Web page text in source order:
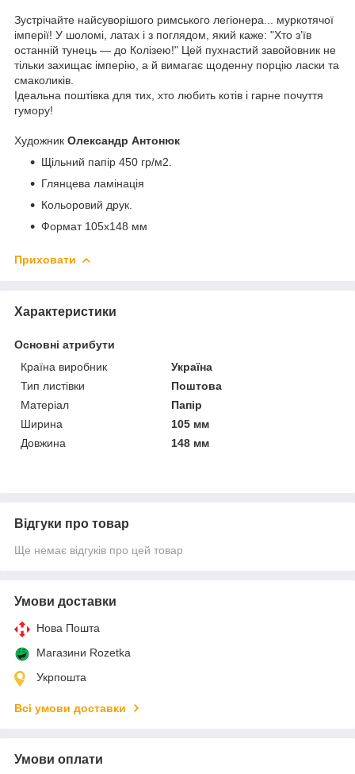
Зустрічайте найсуворішого римського легіонера... муркотячої
імперії! У шоломі, латах і з поглядом, який каже: "Хто з’їв
останній тунець — до Колізею!" Цей пухнастий завойовник не
тільки захищає імперію, а й вимагає щоденну порцію ласки та
смаколиків.
Ідеальна поштівка для тих, хто любить котів і гарне почуття
гумору!
Художник Олександр Антонюк
Щільний папір 450 гр/м2.
Глянцева ламінація
Кольоровий друк.
Формат 105х148 мм
Приховати
Характеристики
Основні атрибути
Країна виробник
Україна
Тип листівки
Поштова
Матеріал
Папір
Ширина
105 мм
Довжина
148 мм
Відгуки про товар
Ще немає відгуків про цей товар
Умови доставки
Нова Пошта
Магазини Rozetka
Укрпошта
Всі умови доставки
Умови оплати